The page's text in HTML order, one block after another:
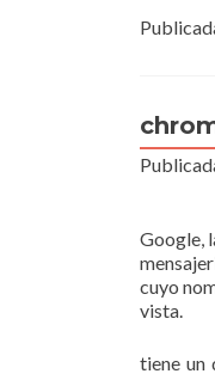
Google,
cuyo
vista.
tiene un